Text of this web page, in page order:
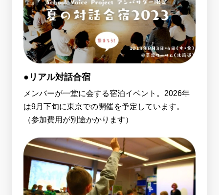
●リアル対話合宿
メンバーが一堂に会する宿泊イベント。2026年
は9月下旬に東京での開催を予定しています。
（参加費用が別途かかります）